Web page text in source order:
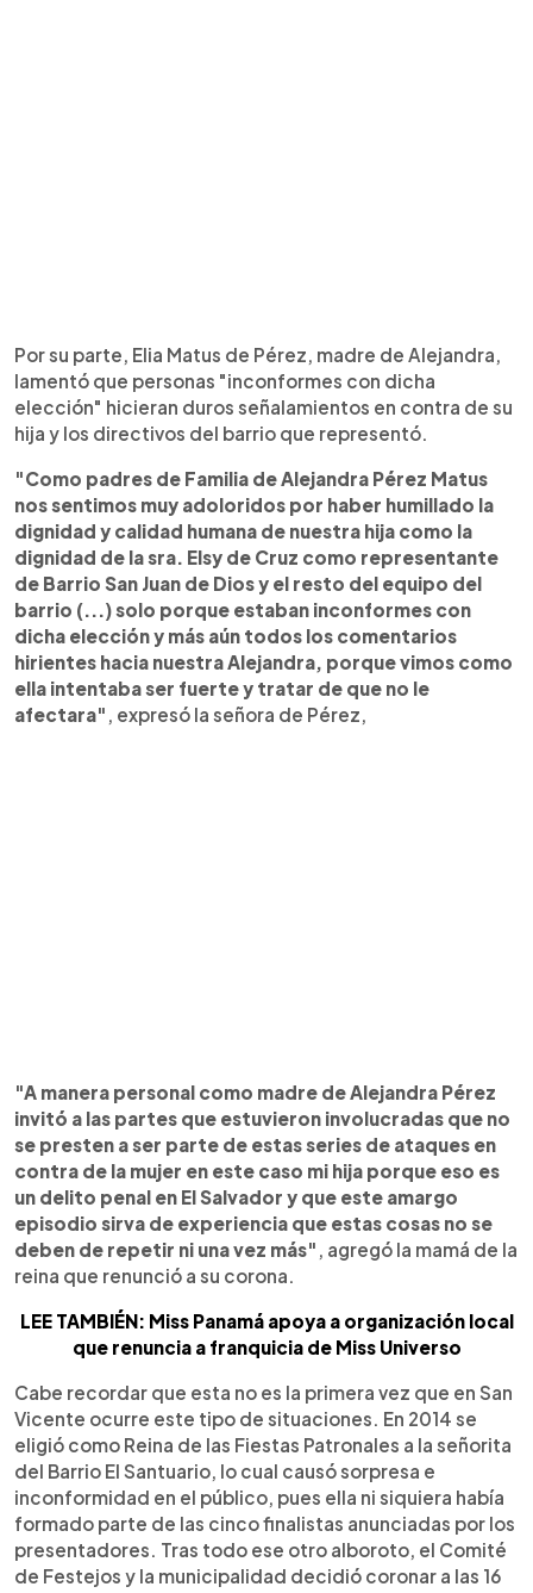
Por su parte, Elia Matus de Pérez, madre de Alejandra,
lamentó que personas "inconformes con dicha
elección" hicieran duros señalamientos en contra de su
hija y los directivos del barrio que representó.
"Como padres de Familia de Alejandra Pérez Matus
nos sentimos muy adoloridos por haber humillado la
dignidad y calidad humana de nuestra hija como la
dignidad de la sra. Elsy de Cruz como representante
de Barrio San Juan de Dios y el resto del equipo del
barrio (...) solo porque estaban inconformes con
dicha elección y más aún todos los comentarios
hirientes hacia nuestra Alejandra, porque vimos como
ella intentaba ser fuerte y tratar de que no le
afectara" , expresó la señora de Pérez,
"A manera personal como madre de Alejandra Pérez
invitó a las partes que estuvieron involucradas que no
se presten a ser parte de estas series de ataques en
contra de la mujer en este caso mi hija porque eso es
un delito penal en El Salvador y que este amargo
episodio sirva de experiencia que estas cosas no se
deben de repetir ni una vez más" , agregó la mamá de la
reina que renunció a su corona.
LEE TAMBIÉN: Miss Panamá apoya a organización local
que renuncia a franquicia de Miss Universo
Cabe recordar que esta no es la primera vez que en San
Vicente ocurre este tipo de situaciones. En 2014 se
eligió como Reina de las Fiestas Patronales a la señorita
del Barrio El Santuario, lo cual causó sorpresa e
inconformidad en el público, pues ella ni siquiera había
formado parte de las cinco finalistas anunciadas por los
presentadores. Tras todo ese otro alboroto, el Comité
de Festejos y la municipalidad decidió coronar a las 16